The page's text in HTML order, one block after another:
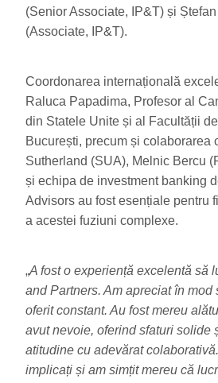
(Senior Associate, IP&T) și
(Associate, IP&T).
Coordonarea internațională
Raluca Papadima, Profesor al
din Statele Unite și al Facultății
București, precum și colaborarea
Sutherland (SUA), Melnic Bercu
și echipa de investment banking
Advisors au fost esențiale pentru
a acestei fuziuni complexe.
„A fost o experiență excelentă să
and Partners. Am apreciat în
oferit constant. Au fost mereu
avut nevoie, oferind sfaturi solide
atitudine cu adevărat
implicați și am simțit mereu că